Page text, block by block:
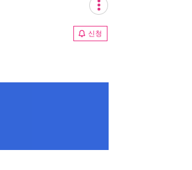
신청